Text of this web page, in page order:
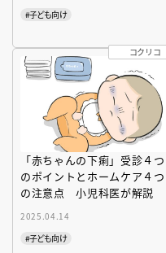
#子ども向け
コクリコ
「赤ちゃんの下痢」受診４つ
のポイントとホームケア４つ
の注意点 小児科医が解説
2025.04.14
#子ども向け